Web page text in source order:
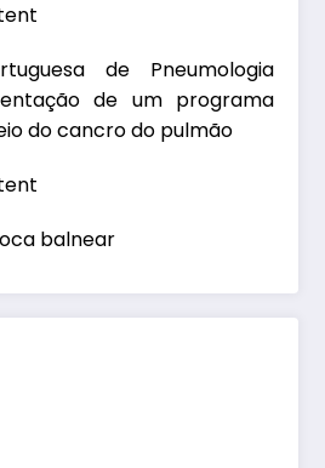
de Pneumologia
de um programa
do cancro do pulmão
balnear